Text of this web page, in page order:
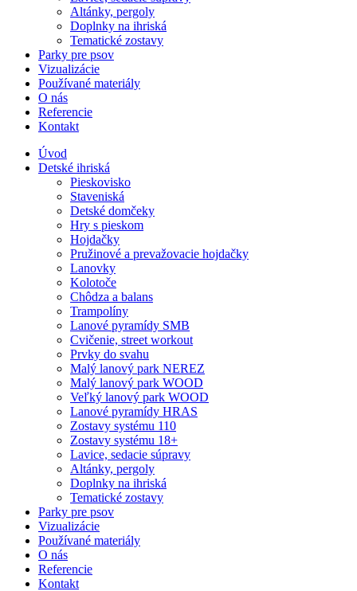
Altánky, pergoly
Doplnky na ihriská
Tematické zostavy
Parky pre psov
Vizualizácie
Používané materiály
O nás
Referencie
Kontakt
Úvod
Detské ihriská
Pieskovisko
Staveniská
Detské domčeky
Hry s pieskom
Hojdačky
Pružinové a prevažovacie hojdačky
Lanovky
Kolotoče
Chôdza a balans
Trampolíny
Lanové pyramídy SMB
Cvičenie, street workout
Prvky do svahu
Malý lanový park NEREZ
Malý lanový park WOOD
Veľký lanový park WOOD
Lanové pyramídy HRAS
Zostavy systému 110
Zostavy systému 18+
Lavice, sedacie súpravy
Altánky, pergoly
Doplnky na ihriská
Tematické zostavy
Parky pre psov
Vizualizácie
Používané materiály
O nás
Referencie
Kontakt